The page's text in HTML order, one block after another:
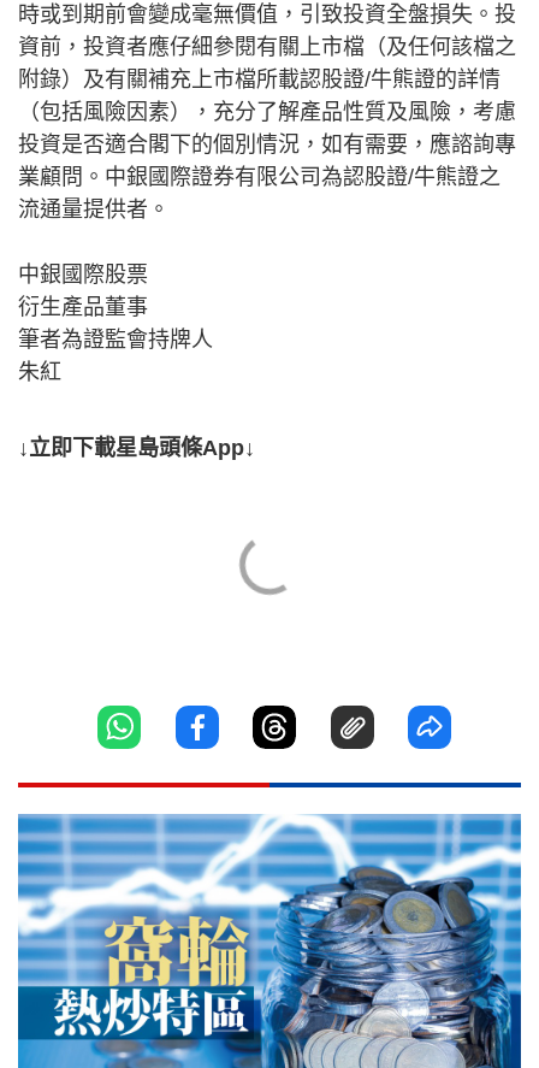
時或到期前會變成毫無價值，引致投資全盤損失。投
資前，投資者應仔細參閱有關上市檔（及任何該檔之
附錄）及有關補充上市檔所載認股證/牛熊證的詳情
（包括風險因素），充分了解產品性質及風險，考慮
投資是否適合閣下的個別情況，如有需要，應諮詢專
業顧問。中銀國際證券有限公司為認股證/牛熊證之
流通量提供者。
中銀國際股票
衍生產品董事
筆者為證監會持牌人
朱紅
↓立即下載星島頭條App↓